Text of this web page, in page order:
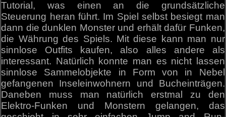
Tutorial, was einen an die grundsätzliche
Steuerung heran führt. Im Spiel selbst besiegt man
dann die dunklen Monster und erhält dafür Funken,
die Währung des Spiels. Mit diese kann man nur
sinnlose Outfits kaufen, also alles andere als
interessant. Natürlich konnte man es nicht lassen
sinnlose Sammelobjekte in Form von in Nebel
gefangenen Inseleinwohnern und Bucheinträgen.
Daneben muss man natürlich erstmal zu den
Elektro-Funken und Monstern gelangen, das